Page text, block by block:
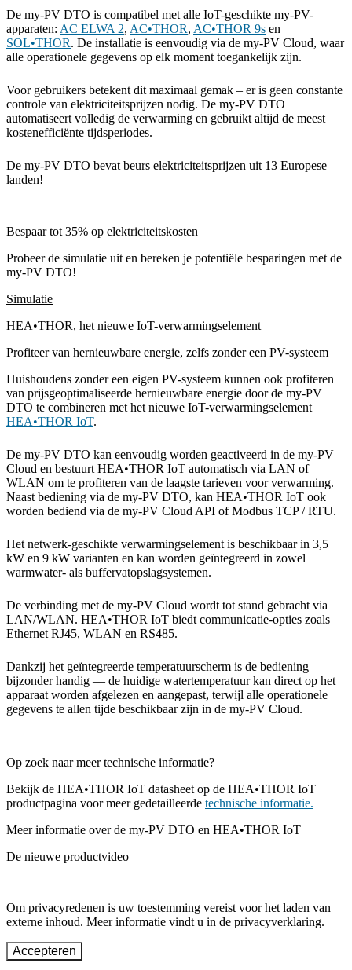
De my-PV DTO is compatibel met alle IoT-geschikte my-PV-
apparaten: AC ELWA 2, AC•THOR, AC•THOR 9s en
SOL•THOR. De installatie is eenvoudig via de my-PV Cloud, waar
alle operationele gegevens op elk moment toegankelijk zijn.
Voor gebruikers betekent dit maximaal gemak – er is geen constante
controle van elektriciteitsprijzen nodig. De my-PV DTO
automatiseert volledig de verwarming en gebruikt altijd de meest
kostenefficiënte tijdsperiodes.
De my-PV DTO bevat beurs elektriciteitsprijzen uit 13 Europese
landen!
Bespaar tot 35% op elektriciteitskosten
Probeer de simulatie uit en bereken je potentiële besparingen met de
my-PV DTO!
Simulatie
HEA•THOR, het nieuwe IoT-verwarmingselement
Profiteer van hernieuwbare energie, zelfs zonder een PV-systeem
Huishoudens zonder een eigen PV-systeem kunnen ook profiteren
van prijsgeoptimaliseerde hernieuwbare energie door de my-PV
DTO te combineren met het nieuwe IoT-verwarmingselement
HEA•THOR IoT.
De my-PV DTO kan eenvoudig worden geactiveerd in de my-PV
Cloud en bestuurt HEA•THOR IoT automatisch via LAN of
WLAN om te profiteren van de laagste tarieven voor verwarming.
Naast bediening via de my-PV DTO, kan HEA•THOR IoT ook
worden bediend via de my-PV Cloud API of Modbus TCP / RTU.
Het netwerk-geschikte verwarmingselement is beschikbaar in 3,5
kW en 9 kW varianten en kan worden geïntegreerd in zowel
warmwater- als buffervatopslagsystemen.
De verbinding met de my-PV Cloud wordt tot stand gebracht via
LAN/WLAN. HEA•THOR IoT biedt communicatie-opties zoals
Ethernet RJ45, WLAN en RS485.
Dankzij het geïntegreerde temperatuurscherm is de bediening
bijzonder handig — de huidige watertemperatuur kan direct op het
apparaat worden afgelezen en aangepast, terwijl alle operationele
gegevens te allen tijde beschikbaar zijn in de my-PV Cloud.
Op zoek naar meer technische informatie?
Bekijk de HEA•THOR IoT datasheet op de HEA•THOR IoT
productpagina voor meer gedetailleerde technische informatie.
Meer informatie over de my-PV DTO en HEA•THOR IoT
De nieuwe productvideo
Om privacyredenen is uw toestemming vereist voor het laden van
externe inhoud. Meer informatie vindt u in de privacyverklaring.
Accepteren